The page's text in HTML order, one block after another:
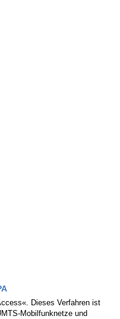
Dieses Verfahren ist
Mobilfunknetze und